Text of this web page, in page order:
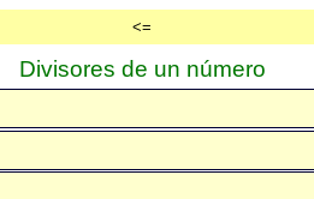
<=
Divisores de un número